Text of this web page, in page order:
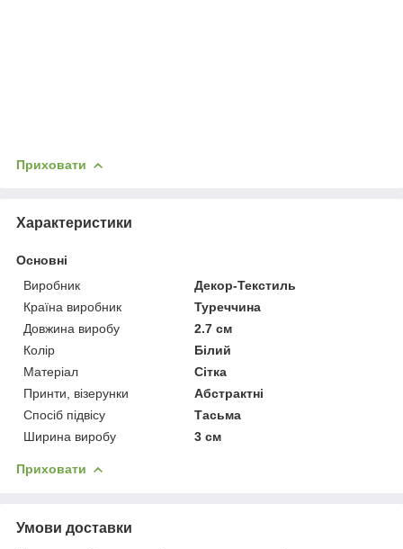
Приховати
Характеристики
Основні
Виробник
Декор-Текстиль
Країна виробник
Туреччина
Довжина виробу
2.7 см
Колір
Білий
Матеріал
Сітка
Принти, візерунки
Абстрактні
Спосіб підвісу
Тасьма
Ширина виробу
3 см
Приховати
Умови доставки